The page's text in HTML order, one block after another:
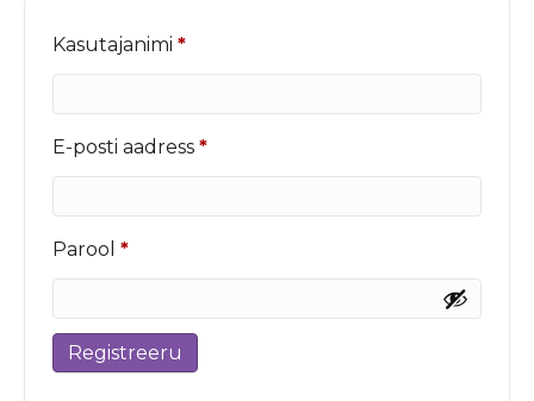
Kasutajanimi *Nõutud
E-posti aadress *Nõutud
Parool *Nõutud
Registreeru